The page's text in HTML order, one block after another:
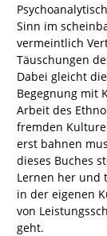
Sinn im
vermeintlich
Täuschungen
Dabei gleicht
Begegnung mit
Arbeit des
fremden
erst bahnen
dieses Buches
Lernen her und
in der eigenen
von
geht.